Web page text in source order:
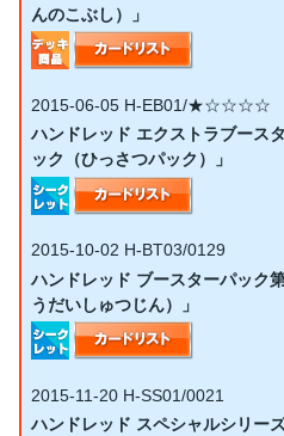
んのこぶし）」
2015-06-05 H-EB01/★☆☆☆☆
ハンドレッド エクストラブース
ック（ひっさつパック）」
2015-10-02 H-BT03/0129
ハンドレッド ブースターパック
うだいしゅつじん）」
2015-11-20 H-SS01/0021
ハンドレッド スペシャルシリー